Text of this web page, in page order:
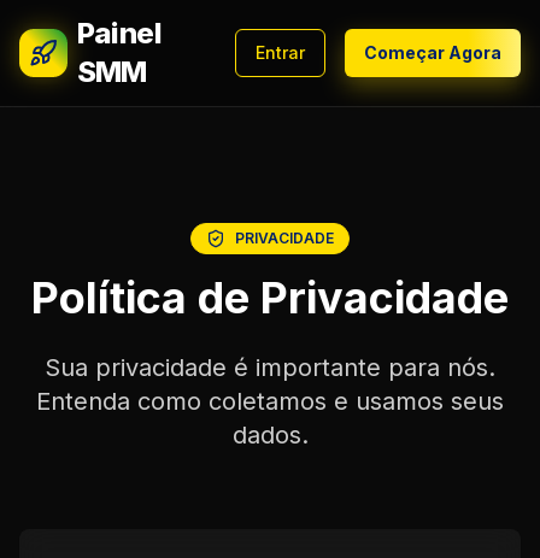
Painel
SMM
Entrar Começar Agora
PRIVACIDADE
Política de Privacidade
Sua privacidade é importante para nós.
Entenda como coletamos e usamos seus
dados.